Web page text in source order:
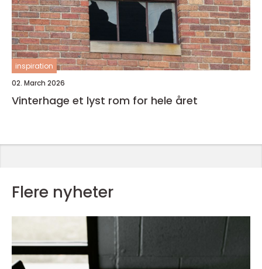
inspiration
02. March 2026
Vinterhage et lyst rom for hele året
Flere nyheter